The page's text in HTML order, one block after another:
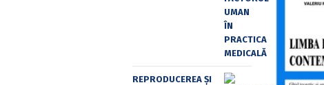
REPRODUCEREA ȘI